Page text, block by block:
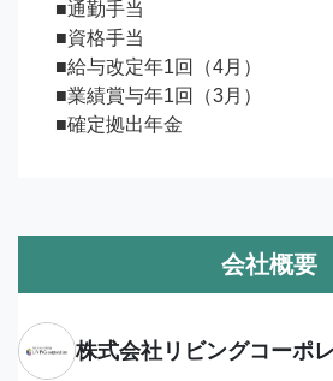
■通勤手当
■資格手当
■給与改定年1回（4月）
■業績賞与年1回（3月）
■確定拠出年金
会社概要
株式会社リビングコーポ